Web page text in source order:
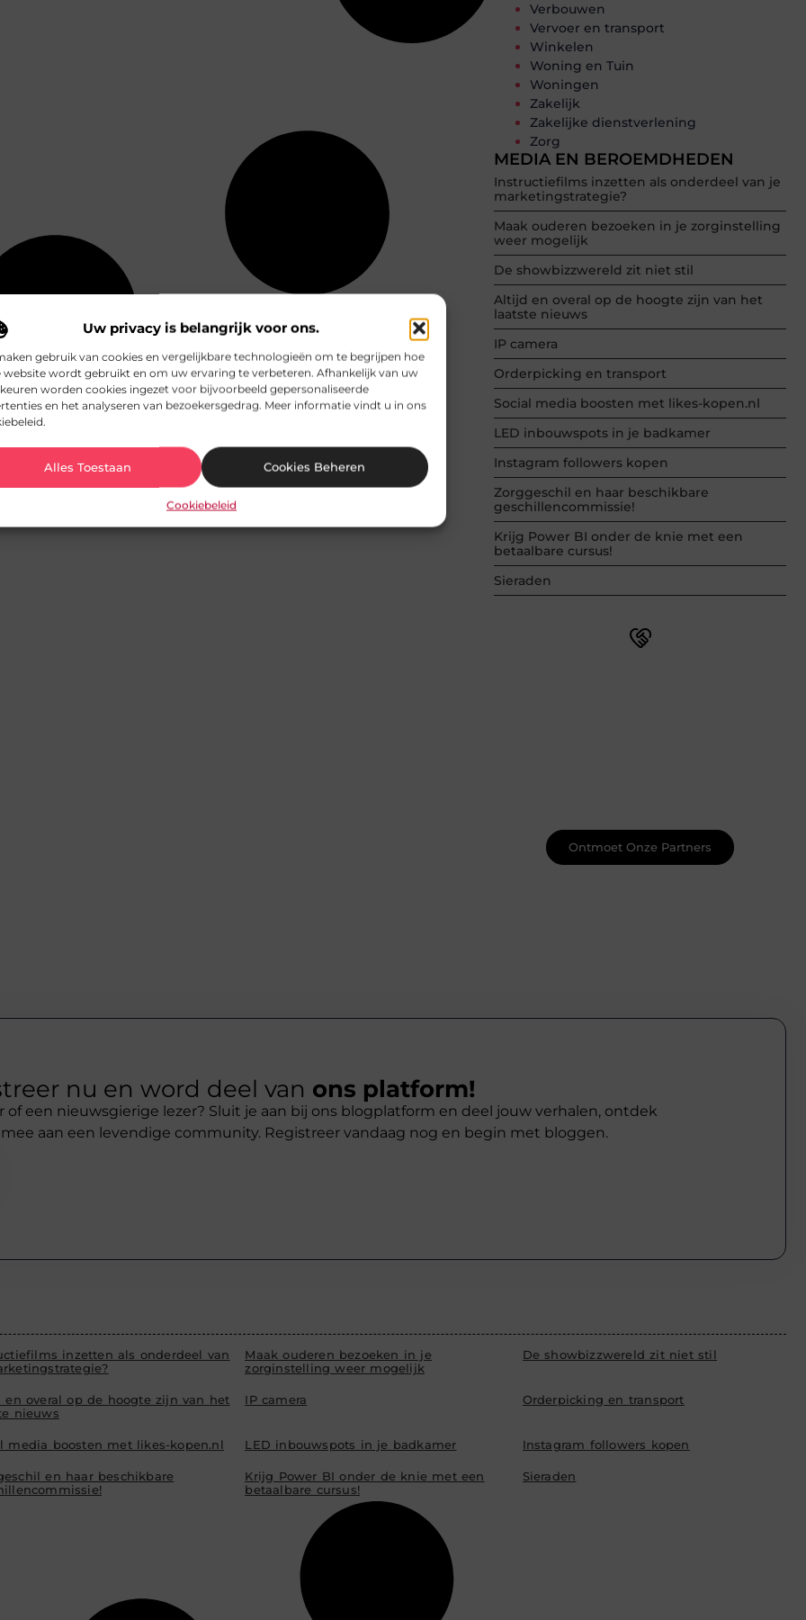
Uw privacy is belangrijk voor ons.
gebruik van cookies en vergelijkbare technologieën om te begrijpen hoe
website wordt gebruikt en om uw ervaring te verbeteren. Afhankelijk van uw
worden cookies ingezet voor bijvoorbeeld gepersonaliseerde
en het analyseren van bezoekersgedrag. Meer informatie vindt u in ons
Alles Toestaan Cookies Beheren
Cookiebeleid
Verbouwen
Vervoer en transport
Winkelen
Woning en Tuin
Woningen
Zakelijk
Zakelijke dienstverlening
Zorg
MEDIA EN BEROEMDHEDEN
Instructiefilms inzetten als onderdeel van je
marketingstrategie?
Maak ouderen bezoeken in je zorginstelling
weer mogelijk
De showbizzwereld zit niet stil
Altijd en overal op de hoogte zijn van het
laatste nieuws
IP camera
Orderpicking en transport
Social media boosten met likes-kopen.nl
LED inbouwspots in je badkamer
Instagram followers kopen
Zorggeschil en haar beschikbare
geschillencommissie!
Krijg Power BI onder de knie met een
betaalbare cursus!
Sieraden
Ontmoet Onze Partners
nu en word deel van ons platform!
of een nieuwsgierige lezer? Sluit je aan bij ons blogplatform en deel jouw verhalen, ontdek
aan een levendige community. Registreer vandaag nog en begin met bloggen.
inzetten als onderdeel van
Maak ouderen bezoeken in je
zorginstelling weer mogelijk
De showbizzwereld zit niet stil
en overal op de hoogte zijn van het
nieuws
IP camera Orderpicking en transport
media boosten met likes-kopen.nl LED inbouwspots in je badkamer Instagram followers kopen
en haar beschikbare
Krijg Power BI onder de knie met een
betaalbare cursus!
Sieraden